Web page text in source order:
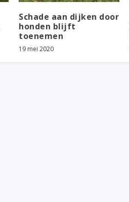
Schade aan dijken door
honden blijft
toenemen
19 mei 2020